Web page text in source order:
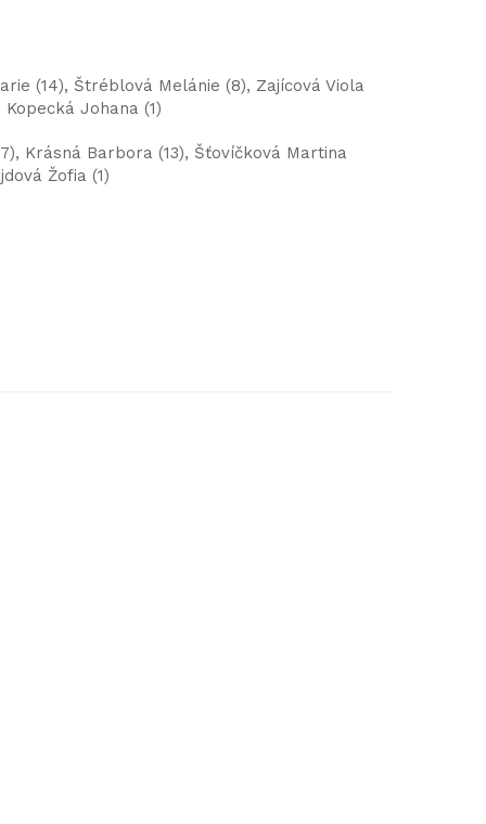
(14), Štréblová Melánie (8), Zajícová Viola
Johana (1)
Krásná Barbora (13), Šťovíčková Martina
Žofia (1)